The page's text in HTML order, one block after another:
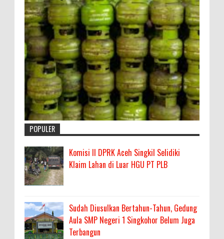
POPULER
Komisi II DPRK Aceh Singkil Selidiki
Klaim Lahan di Luar HGU PT PLB
Sudah Diusulkan Bertahun-Tahun, Gedung
Aula SMP Negeri 1 Singkohor Belum Juga
Terbangun